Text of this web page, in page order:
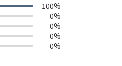
100%
0%
0%
0%
0%